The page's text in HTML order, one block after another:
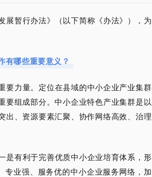
展暂行办法》（以下简称《办法》），为
有哪些重要意义？
要力量。定位在县域的中小企业产业集群
要组成部分。中小企业特色产业集群是以
出、资源要素汇聚、协作网络高效、治理
是有利于完善优质中小企业培育体系，形
专业强、服务优的中小企业服务网络，加